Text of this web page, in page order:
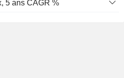
5 ans CAGR %